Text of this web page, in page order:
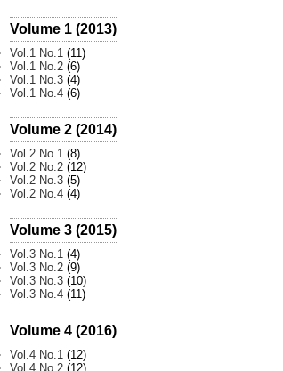
Volume 1 (2013)
Vol.1 No.1 (11)
Vol.1 No.2 (6)
Vol.1 No.3 (4)
Vol.1 No.4 (6)
Volume 2 (2014)
Vol.2 No.1 (8)
Vol.2 No.2 (12)
Vol.2 No.3 (5)
Vol.2 No.4 (4)
Volume 3 (2015)
Vol.3 No.1 (4)
Vol.3 No.2 (9)
Vol.3 No.3 (10)
Vol.3 No.4 (11)
Volume 4 (2016)
Vol.4 No.1 (12)
Vol.4 No.2 (12)